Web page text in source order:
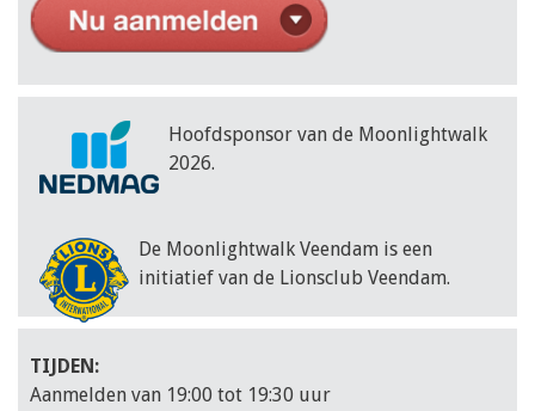
Hoofdsponsor van de Moonlightwalk
2026.
De Moonlightwalk Veendam is een
initiatief van de Lionsclub Veendam.
TIJDEN:
Aanmelden van 19:00 tot 19:30 uur